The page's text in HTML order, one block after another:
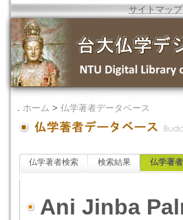
サイトマップ
． ホーム > 仏学著者データベース
仏学著者検索 検索結果 仏学著
Ani Jinba